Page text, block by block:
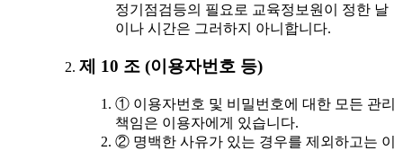
정기점검등의 필요로 교육정보원이 정한 날
이나 시간은 그러하지 아니합니다.
제 10 조 (이용자번호 등)
① 이용자번호 및 비밀번호에 대한 모든 관리
책임은 이용자에게 있습니다.
② 명백한 사유가 있는 경우를 제외하고는 이